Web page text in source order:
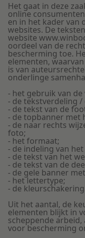
Het gaat in deze
online
en in het kader van
websites. De
website
oordeel van de
bescherming toe.
elementen,
is van
onderlinge
- het gebruik van
- de tekstverdeling
- de tekst van de
- de topbanner met
- de naar rechts
foto;
- het formaat;
- de indeling van
- de tekst van het
- de tekst van de
- de gele banner
- het lettertype;
- de
Uit het aantal, de
elementen blijkt in
scheppende
voor bescherming